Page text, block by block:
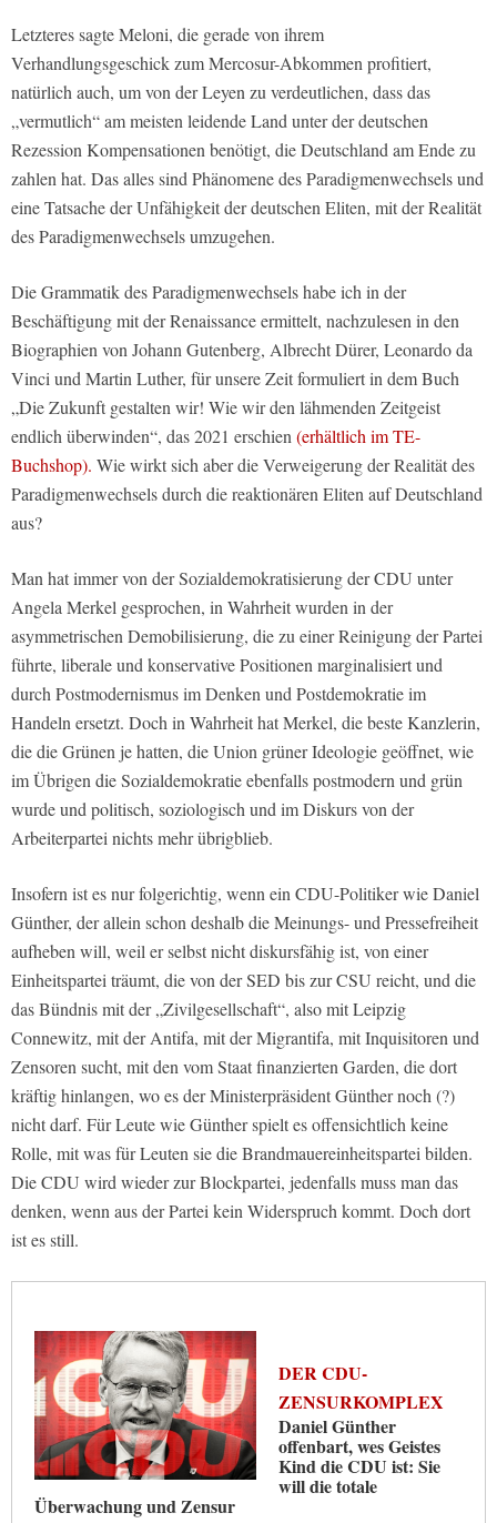
Letzteres sagte Meloni, die gerade von ihrem
Verhandlungsgeschick zum Mercosur-Abkommen profitiert,
natürlich auch, um von der Leyen zu verdeutlichen, dass das
„vermutlich“ am meisten leidende Land unter der deutschen
Rezession Kompensationen benötigt, die Deutschland am Ende zu
zahlen hat. Das alles sind Phänomene des Paradigmenwechsels und
eine Tatsache der Unfähigkeit der deutschen Eliten, mit der Realität
des Paradigmenwechsels umzugehen.
Die Grammatik des Paradigmenwechsels habe ich in der
Beschäftigung mit der Renaissance ermittelt, nachzulesen in den
Biographien von Johann Gutenberg, Albrecht Dürer, Leonardo da
Vinci und Martin Luther, für unsere Zeit formuliert in dem Buch
„Die Zukunft gestalten wir! Wie wir den lähmenden Zeitgeist
endlich überwinden“, das 2021 erschien(erhältlich im TE-
Buchshop). Wie wirkt sich aber die Verweigerung der Realität des
Paradigmenwechsels durch die reaktionären Eliten auf Deutschland
aus?
Man hat immer von der Sozialdemokratisierung der CDU unter
Angela Merkel gesprochen, in Wahrheit wurden in der
asymmetrischen Demobilisierung, die zu einer Reinigung der Partei
führte, liberale und konservative Positionen marginalisiert und
durch Postmodernismus im Denken und Postdemokratie im
Handeln ersetzt. Doch in Wahrheit hat Merkel, die beste Kanzlerin,
die die Grünen je hatten, die Union grüner Ideologie geöffnet, wie
im Übrigen die Sozialdemokratie ebenfalls postmodern und grün
wurde und politisch, soziologisch und im Diskurs von der
Arbeiterpartei nichts mehr übrigblieb.
Insofern ist es nur folgerichtig, wenn ein CDU-Politiker wie Daniel
Günther, der allein schon deshalb die Meinungs- und Pressefreiheit
aufheben will, weil er selbst nicht diskursfähig ist, von einer
Einheitspartei träumt, die von der SED bis zur CSU reicht, und die
das Bündnis mit der „Zivilgesellschaft“, also mit Leipzig
Connewitz, mit der Antifa, mit der Migrantifa, mit Inquisitoren und
Zensoren sucht, mit den vom Staat finanzierten Garden, die dort
kräftig hinlangen, wo es der Ministerpräsident Günther noch (?)
nicht darf. Für Leute wie Günther spielt es offensichtlich keine
Rolle, mit was für Leuten sie die Brandmauereinheitspartei bilden.
Die CDU wird wieder zur Blockpartei, jedenfalls muss man das
denken, wenn aus der Partei kein Widerspruch kommt. Doch dort
ist es still.
DER CDU-
ZENSURKOMPLEX
Daniel Günther
offenbart, wes Geistes
Kind die CDU ist: Sie
will die totale
Überwachung und Zensur